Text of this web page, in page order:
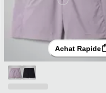
Achat Rapide